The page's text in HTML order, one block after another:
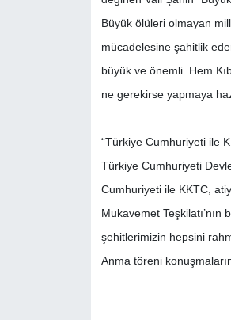
Büyük ölüleri olmayan
mücadelesine şahitlik
büyük ve önemli. Hem
ne gerekirse yapmaya
“Türkiye Cumhuriyeti ile
Türkiye Cumhuriyeti
Cumhuriyeti ile KKTC,
Mukavemet
şehitlerimizin hepsini
Anma töreni